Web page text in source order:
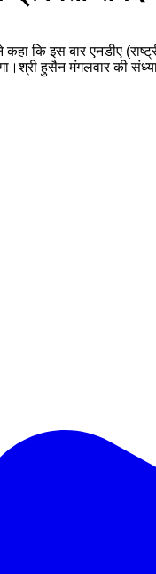
कहा कि इस बार एनडीए
हुसैन मंगलवार की